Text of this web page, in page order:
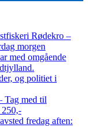
Rødekro –
morgen
med omgående
og politiet i
Tag med til
fredag aften: